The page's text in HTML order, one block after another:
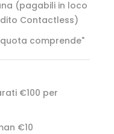
(pagabili in loco
Contactless)
comprende"
€100 per
€10